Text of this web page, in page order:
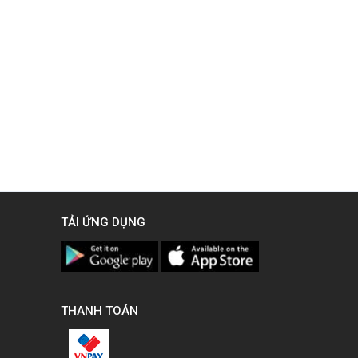
TẢI ỨNG DỤNG
THANH TOÁN